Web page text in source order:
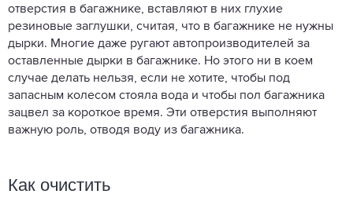
отверстия в багажнике, вставляют в них глухие
резиновые заглушки, считая, что в багажнике не нужны
дырки. Многие даже ругают автопроизводителей за
оставленные дырки в багажнике. Но этого ни в коем
случае делать нельзя, если не хотите, чтобы под
запасным колесом стояла вода и чтобы пол багажника
зацвел за короткое время. Эти отверстия выполняют
важную роль, отводя воду из багажника.
Как очистить